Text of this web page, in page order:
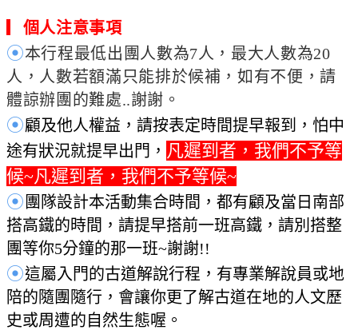
個人注意事項
⦿本行程最低出團人數為7人，最大人數為20
人 ， 人數若額滿只能排於候補，如有不便，請
體諒辦團的難處..謝謝。
⦿顧及他人權益，請按表定時間提早報到，怕中
途有狀況就提早出門， 凡遲到者，我們不予等
候~凡遲到者，我們不予等候~
⦿ 團隊設計本活動集合時間，都有顧及當日南部
搭高鐵的時間，請提早搭前一班高鐵，請別搭整
團等你5分鐘的那一班~謝謝!!
⦿這屬入門的古道解說行程，有專業解說員或地
陪的隨團隨行，會讓你更了解古道在地的人文歷
史或周遭的自然生態喔。